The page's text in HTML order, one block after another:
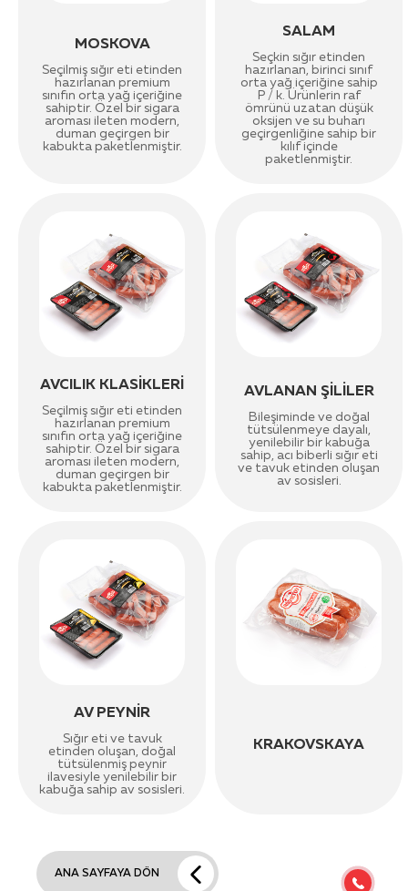
MOSKOVA
Seçilmiş sığır eti etinden
hazırlanan premium
sınıfın orta yağ içeriğine
sahiptir. Özel bir sigara
aroması ileten modern,
duman geçirgen bir
kabukta paketlenmiştir.
SALAM
Seçkin sığır etinden
hazırlanan, birinci sınıf
orta yağ içeriğine sahip
P / k. Ürünlerin raf
ömrünü uzatan düşük
oksijen ve su buharı
geçirgenliğine sahip bir
kılıf içinde
paketlenmiştir.
AVCILIK KLASİKLERİ
Seçilmiş sığır eti etinden
hazırlanan premium
sınıfın orta yağ içeriğine
sahiptir. Özel bir sigara
aroması ileten modern,
duman geçirgen bir
kabukta paketlenmiştir.
AVLANAN ŞİLİLER
Bileşiminde ve doğal
tütsülenmeye dayalı,
yenilebilir bir kabuğa
sahip, acı biberli sığır eti
ve tavuk etinden oluşan
av sosisleri.
AV PEYNİR
Sığır eti ve tavuk
etinden oluşan, doğal
tütsülenmiş peynir
ilavesiyle yenilebilir bir
kabuğa sahip av sosisleri.
KRAKOVSKAYA
ANA SAYFAYA DÖN